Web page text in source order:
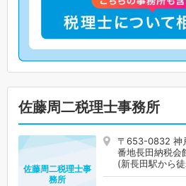
佐藤周二税理士事務所
〒653-0832 神
番地長田納税会
(新長田駅から
佐藤周二税理士事
務所